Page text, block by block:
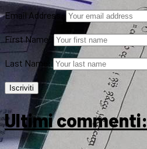
Email Address:
First Name:
Last Name:
Ultimi commenti: